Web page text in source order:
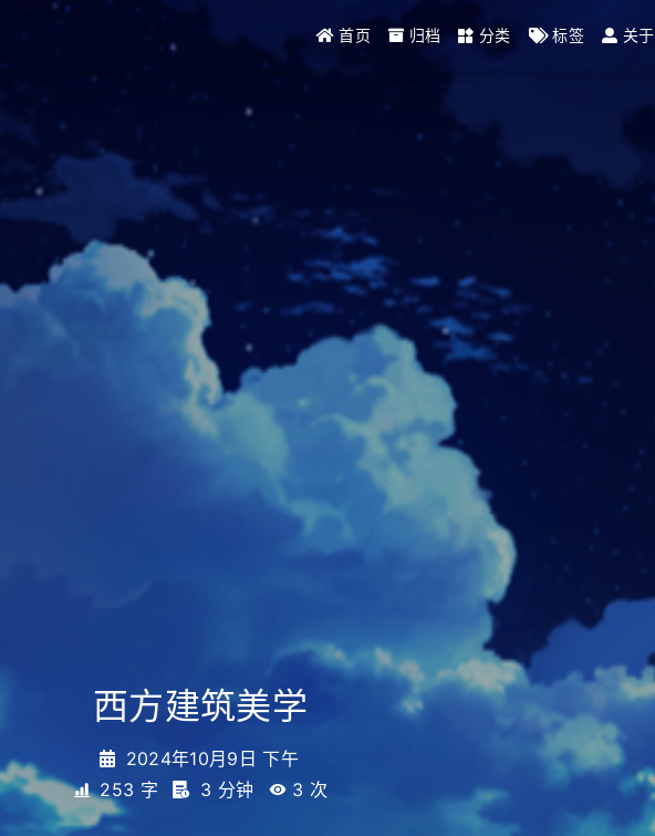
首页 归档 分类 标签 关于
西方建筑美学
2024年10月9日 下午
253 字
3 分钟 3 次